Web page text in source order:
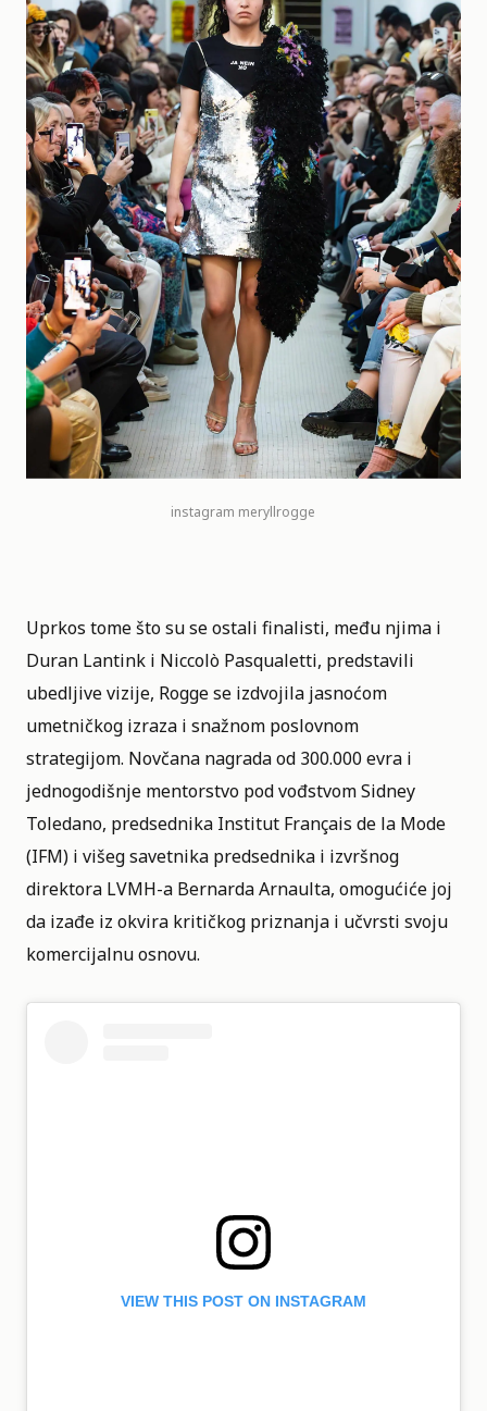
instagram meryllrogge
Uprkos tome što su se ostali finalisti, među njima i
Duran Lantink i Niccolò Pasqualetti, predstavili
ubedljive vizije, Rogge se izdvojila jasnoćom
umetničkog izraza i snažnom poslovnom
strategijom. Novčana nagrada od 300.000 evra i
jednogodišnje mentorstvo pod vođstvom Sidney
Toledano, predsednika Institut Français de la Mode
(IFM) i višeg savetnika predsednika i izvršnog
direktora LVMH-a Bernarda Arnaulta, omogućiće joj
da izađe iz okvira kritičkog priznanja i učvrsti svoju
komercijalnu osnovu.
VIEW THIS POST ON INSTAGRAM